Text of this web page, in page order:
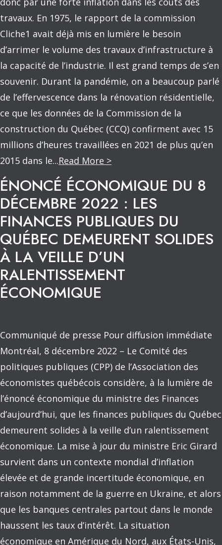
travaux. En 1975, le rapport de la commission
Cliche1 avait déjà mis en lumière le besoin
d’arrimer le volume des travaux d’infrastructure à
la capacité de l’industrie. Il est grand temps de s’en
souvenir. Durant la pandémie, on a beaucoup parlé
de l’effervescence dans la rénovation résidentielle,
ce que les données de la Commission de la
construction du Québec (CCQ) confirment avec 15
millions d’heures travaillées en 2021 de plus qu’en
2015 dans le...Read More >
ÉNONCÉ ÉCONOMIQUE DU 8
DÉCEMBRE 2022 : LES
FINANCES PUBLIQUES DU
QUÉBEC DEMEURENT SOLIDES
À LA VEILLE D’UN
RALENTISSEMENT
ÉCONOMIQUE
Communiqué de presse Pour diffusion immédiate
Montréal, 8 décembre 2022 – Le Comité des
politiques publiques (CPP) de l’Association des
économistes québécois considère, à la lumière de
l’énoncé économique du ministre des Finances
d’aujourd’hui, que les finances publiques du Québec
demeurent solides à la veille d’un ralentissement
économique. La mise à jour du ministre Eric Girard
survient dans un contexte mondial d’inflation
élevée et de grande incertitude économique, en
raison notamment de la guerre en Ukraine, et alors
que les banques centrales partout dans le monde
haussent les taux d’intérêt. La situation
économique en Amérique du Nord, aux États-Unis,